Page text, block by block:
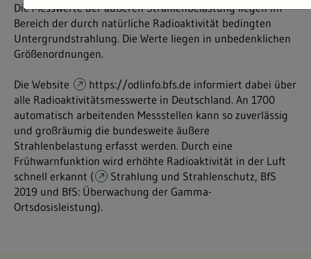
Die Messwerte der äußeren Strahlenbelastung liegen im
Bereich der durch natürliche Radioaktivität bedingten
Untergrundstrahlung. Die Werte liegen in unbedenklichen
Größenordnungen.
Die Website https://odlinfo.bfs.de informiert dabei über
alle Radioaktivitätsmesswerte in Deutschland. An 1700
automatisch arbeitenden Messstellen kann so zuverlässig
und großräumig die bundesweite äußere
Strahlenbelastung erfasst werden. Durch eine
Frühwarnfunktion wird erhöhte Radioaktivität in der Luft
schnell erkannt (
Strahlung und Strahlenschutz, BfS
2019 und BfS: Überwachung der Gamma-
Ortsdosisleistung).